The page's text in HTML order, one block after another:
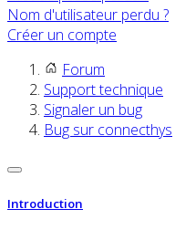
Nom d'utilisateur perdu ?
Créer un compte
Forum
Support technique
Signaler un bug
Bug sur connecthys
Introduction